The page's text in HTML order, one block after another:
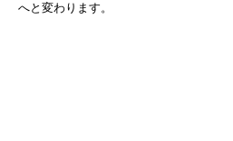
へと変わります。